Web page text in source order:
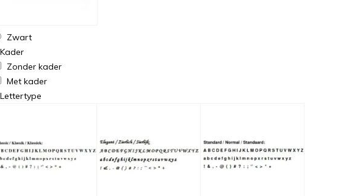
Zwart
Kader
Zonder kader
Met kader
Lettertype